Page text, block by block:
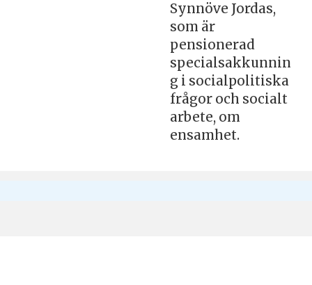
Synnöve Jordas,
som är
pensionerad
specialsakkunnin
g i socialpolitiska
frågor och socialt
arbete, om
ensamhet.